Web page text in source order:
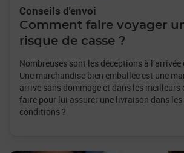
Conseils d'envoi
Comment faire voyager
risque de casse ?
Nombreuses sont les déceptions à l’arrivée
Une marchandise bien emballée est une
arrive sans dommage et dans les
faire pour lui assurer une livraison dans
conditions ?